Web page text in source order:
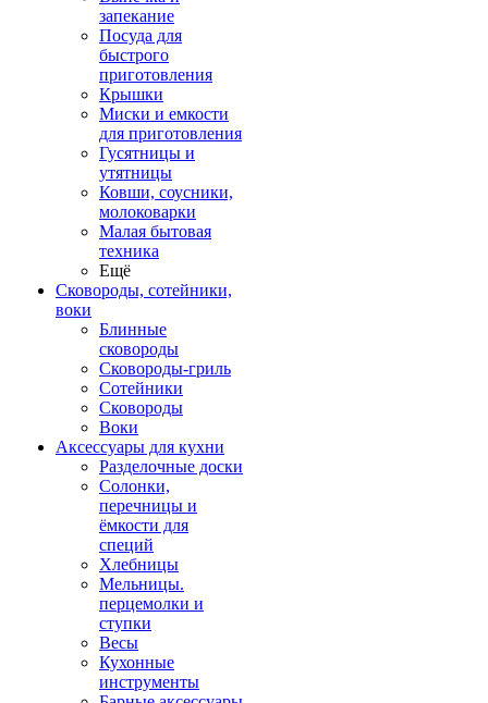
запекание
Посуда для
быстрого
приготовления
Крышки
Миски и емкости
для приготовления
Гусятницы и
утятницы
Ковши, соусники,
молоковарки
Малая бытовая
техника
Ещё
Сковороды, сотейники,
воки
Блинные
сковороды
Сковороды-гриль
Сотейники
Сковороды
Воки
Аксессуары для кухни
Разделочные доски
Солонки,
перечницы и
ёмкости для
специй
Хлебницы
Мельницы.
перцемолки и
ступки
Весы
Кухонные
инструменты